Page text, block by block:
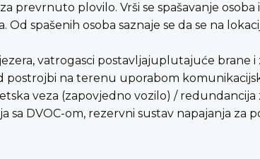
prevrnuto plovilo. Vrši se spašavanje
Od spašenih osoba saznaje se da se na
vatrogasci postavljajuplutajuće
postrojbi na terenu uporabom
veza (zapovjedno vozilo) / redundancija
sa DVOC-om, rezervni sustav napajanja za